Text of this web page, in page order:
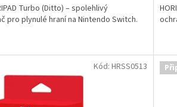
Turbo (Ditto) – spolehlivý
pro plynulé hraní na Nintendo Switch.
Kód:HRSS0513